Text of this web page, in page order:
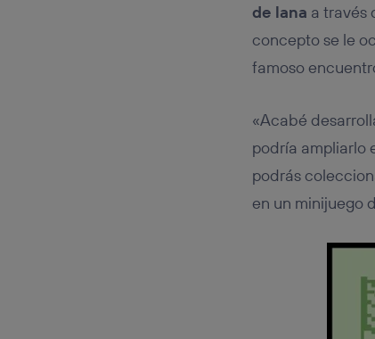
de lana a través
concepto se le
famoso
«Acabé
podría ampliarlo
podrás
en un minijuego